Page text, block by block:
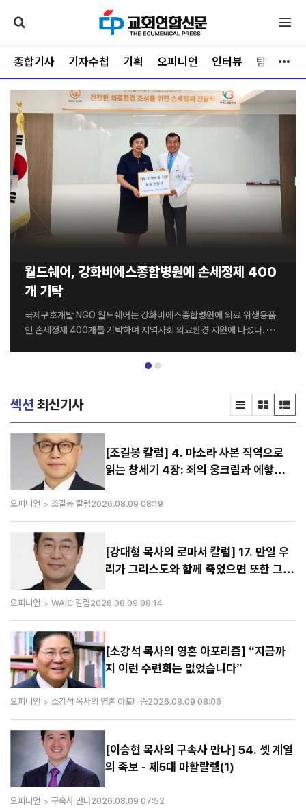
종합기사 기자수첩 기획 오피니언 인터뷰 탐방
월드쉐어, 강화비에스종합병원에 손세정제 400
개 기탁
국제구호개발 NGO 월드쉐어는 강화비에스종합병원에 의료 위생용품
인 손세정제 400개를 기탁하며 지역사회 의료환경 지원에 나섰다. 전
쉐어 최순자 이사장과 강화비에스종합병원 김종영 병원장을 비롯한 양
이번 나눔을 계기로 지역사회를 위한 다양한 사회공헌 활동을 지속적으
로 이어갈 계획이다. 강화비에스종합병원 김종영 병원장은 “병원을 이
용하는 환자와 의료진 모두에게 큰 도움을 주신 월드쉐어에 감사드린다.
특히 감염병 예방의 중요성이 더욱 커진 요즘, 이번 기탁이 병원 위생 관
리에 실질적인 도움이 될 것으로 기대한다”고 말했다. 한편 월드쉐어는
전 세계 20여 개국에서 그룹홈, 해외아동결연, 교...
섹션 최신기사
[조길봉 칼럼] 4. 마소라 사본 직역으로
읽는 창세기 4장: 죄의 웅크림과 에핳의
오피니언 조길봉 칼럼2026.08.09 08:19
[강대형 목사의 로마서 칼럼] 17. 만일 우
리가 그리스도와 함께 죽었으면 또한 그와
오피니언 WAIC 칼럼2026.08.09 08:14
[소강석 목사의 영혼 아포리즘] “지금까
지 이런 수련회는 없었습니다”
오피니언 소강석 목사의 영혼 아포니즘2026.08.09 08:06
[이승현 목사의 구속사 만나] 54. 셋 계열
의 족보 - 제5대 마할랄렐(1)
오피니언 구속사 만나2026.08.09 07:52